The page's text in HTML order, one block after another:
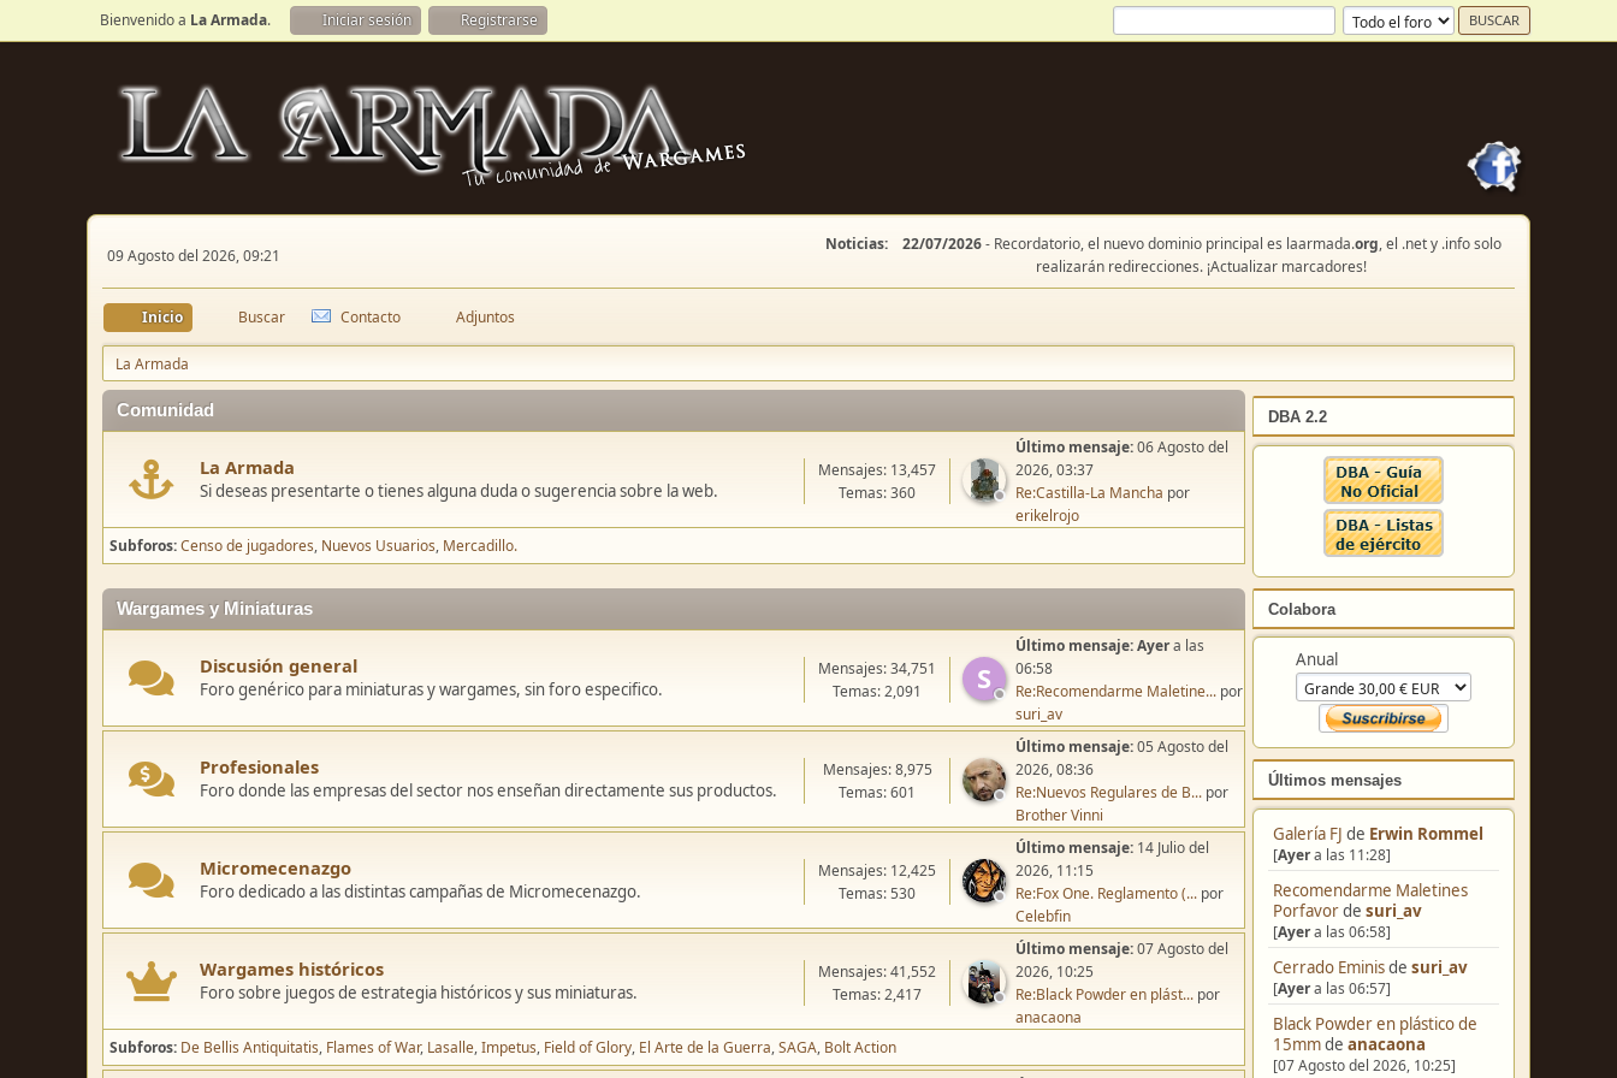
Bienvenido a La Armada. Iniciar sesión Registrarse
09 Agosto del 2026, 09:21
Noticias: 22/07/2026- Recordatorio, el nuevo dominio principal es laarmada.org, el .net y .info solo
realizarán redirecciones. ¡Actualizar marcadores!
Inicio Buscar Contacto Adjuntos
La Armada
DBA 2.2
Colabora
Anual
Últimos mensajes
Galería FJ de Erwin Rommel
[Ayera las 11:28]
Recomendarme Maletines
Porfavorde suri_av
[Ayera las 06:58]
Cerrado Eminisde suri_av
[Ayera las 06:57]
Black Powder en plástico de
15mmde anacaona
[07 Agosto del 2026, 10:25]
Comunidad
La Armada
Si deseas presentarte o tienes alguna duda o sugerencia sobre la web.
Mensajes: 13,457
Temas: 360
Último mensaje:06 Agosto del
2026, 03:37
Re:Castilla-La Mancha por
erikelrojo
Subforos Censo de jugadores Nuevos Usuarios Mercadillo.
Wargames y Miniaturas
S
Discusión general
Foro genérico para miniaturas y wargames, sin foro especifico.
Mensajes: 34,751
Temas: 2,091
Último mensaje:Ayera las
06:58
Re:Recomendarme Maletine... por
suri_av
Profesionales
Foro donde las empresas del sector nos enseñan directamente sus productos.
Mensajes: 8,975
Temas: 601
Último mensaje:05 Agosto del
2026, 08:36
Re:Nuevos Regulares de B... por
Brother Vinni
Micromecenazgo
Foro dedicado a las distintas campañas de Micromecenazgo.
Mensajes: 12,425
Temas: 530
Último mensaje: 14 Julio del
2026, 11:15
Re:Fox One. Reglamento (... por
Celebfin
Wargames históricos
Foro sobre juegos de estrategia históricos y sus miniaturas.
Mensajes: 41,552
Temas: 2,417
Último mensaje:07 Agosto del
2026, 10:25
Re:Black Powder en plást... por
anacaona
Subforos De Bellis Antiquitatis Flames of War Lasalle Impetus Field of Glory El Arte de la Guerra SAGA Bolt Action